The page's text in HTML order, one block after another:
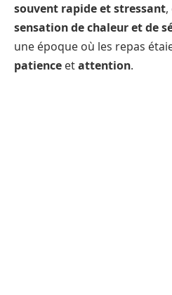
souvent rapide et stressant
sensation de chaleur et de
une époque où les repas
patience etattention.